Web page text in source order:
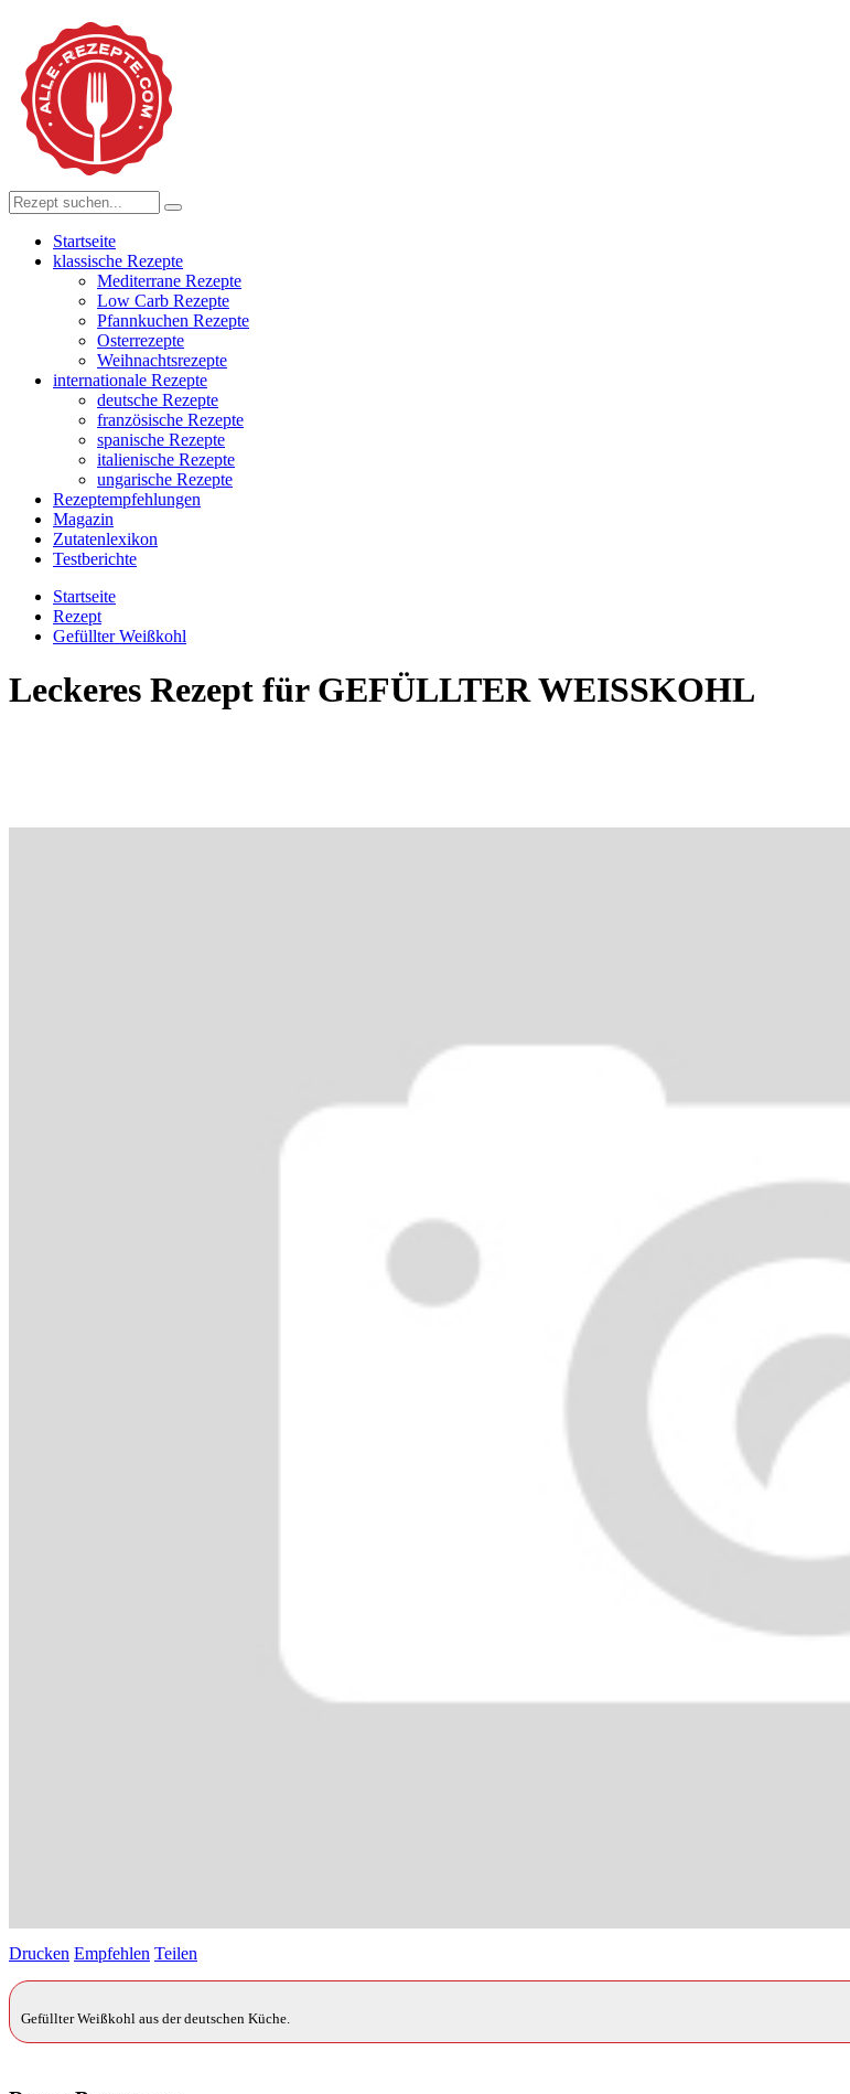
Startseite
klassische Rezepte
Mediterrane Rezepte
Low Carb Rezepte
Pfannkuchen Rezepte
Osterrezepte
Weihnachtsrezepte
internationale Rezepte
deutsche Rezepte
französische Rezepte
spanische Rezepte
italienische Rezepte
ungarische Rezepte
Rezeptempfehlungen
Magazin
Zutatenlexikon
Testberichte
Startseite
Rezept
Gefüllter Weißkohl
Leckeres Rezept für GEFÜLLTER WEISSKOHL
Drucken Empfehlen Teilen
Gefüllter Weißkohl aus der deutschen Küche.